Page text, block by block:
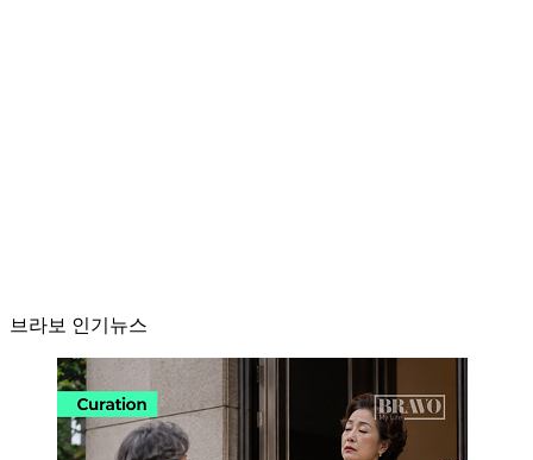
브라보 인기뉴스